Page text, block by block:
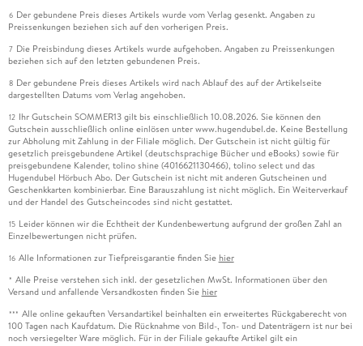
6 Der gebundene Preis dieses Artikels wurde vom Verlag gesenkt. Angaben zu
Preissenkungen beziehen sich auf den vorherigen Preis.
7 Die Preisbindung dieses Artikels wurde aufgehoben. Angaben zu Preissenkungen
beziehen sich auf den letzten gebundenen Preis.
8 Der gebundene Preis dieses Artikels wird nach Ablauf des auf der Artikelseite
dargestellten Datums vom Verlag angehoben.
12 Ihr Gutschein SOMMER13 gilt bis einschließlich 10.08.2026. Sie können den
Gutschein ausschließlich online einlösen unter www.hugendubel.de. Keine Bestellung
zur Abholung mit Zahlung in der Filiale möglich. Der Gutschein ist nicht gültig für
gesetzlich preisgebundene Artikel (deutschsprachige Bücher und eBooks) sowie für
preisgebundene Kalender, tolino shine (4016621130466), tolino select und das
Hugendubel Hörbuch Abo. Der Gutschein ist nicht mit anderen Gutscheinen und
Geschenkkarten kombinierbar. Eine Barauszahlung ist nicht möglich. Ein Weiterverkauf
und der Handel des Gutscheincodes sind nicht gestattet.
15 Leider können wir die Echtheit der Kundenbewertung aufgrund der großen Zahl an
Einzelbewertungen nicht prüfen.
16 Alle Informationen zur Tiefpreisgarantie finden Sie hier
* Alle Preise verstehen sich inkl. der gesetzlichen MwSt. Informationen über den
Versand und anfallende Versandkosten finden Sie hier
*** Alle online gekauften Versandartikel beinhalten ein erweitertes Rückgaberecht von
100 Tagen nach Kaufdatum. Die Rücknahme von Bild-, Ton- und Datenträgern ist nur bei
noch versiegelter Ware möglich. Für in der Filiale gekaufte Artikel gilt ein